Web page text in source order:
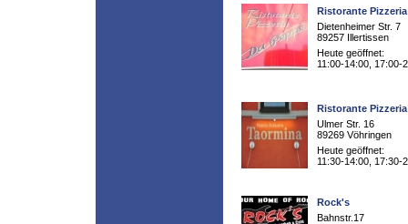
Ristorante
Dietenheimer Str. 7
89257 Illertissen
Heute geöffnet:
11:00-14:00, 17:00-
Ristorante
Ulmer Str. 16
89269 Vöhringen
Heute geöffnet:
11:30-14:00, 17:30-
Rock's
Bahnstr.17